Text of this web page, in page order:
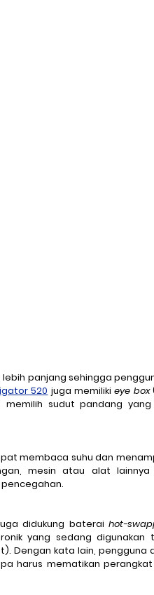
panjang sehingga
520 juga memiliki eye box
memilih sudut pandang
membaca suhu dan
mesin atau alat lainnya
didukung baterai
hot-
yang sedang digunakan
Dengan kata lain, pengguna
harus mematikan